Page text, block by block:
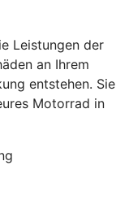
Leistungen der
an Ihrem
entstehen. Sie
Motorrad in